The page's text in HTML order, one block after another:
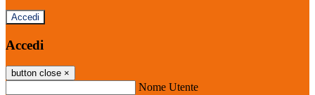
Accedi
Accedi
button close ×
Nome Utente